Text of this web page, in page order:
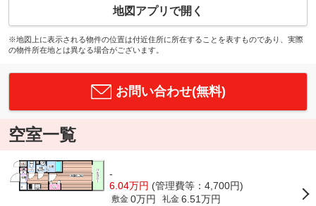
地図アプリで開く
※地図上に表示される物件の位置は付近住所に所在することを表すものであり、実際
の物件所在地とは異なる場合がございます。
お問い合わせ(無料)
空室一覧
-
6.04万円 (管理費等：4,700円)
敷金 0万円 礼金 6.51万円